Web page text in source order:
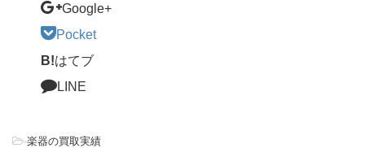
Google+
Pocket
B!はてブ
LINE
-楽器の買取実績